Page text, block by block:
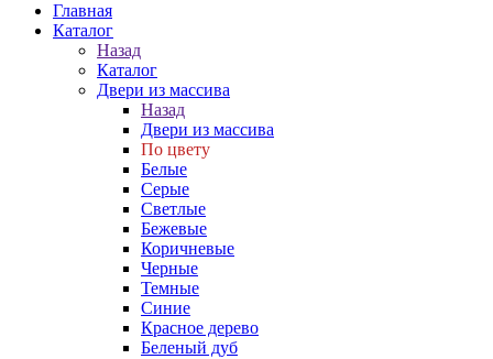
Главная
Каталог
Назад
Каталог
Двери из массива
Назад
Двери из массива
По цвету
Белые
Серые
Светлые
Бежевые
Коричневые
Черные
Темные
Синие
Красное дерево
Беленый дуб